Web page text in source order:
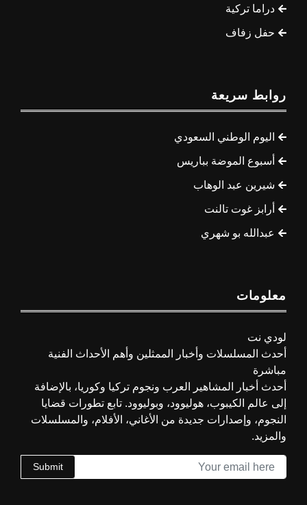
دراما تركية
حفل زفاف
روابط سريعة
اليوم الوطني السعودي
أسبوع الموضة بباريس
شيرين عبد الوهاب
أرابز غوت تالنت
عبدالله بو شهري
معلومات
لودي نت
أحدث المسلسلات وأخبار الممثلين وأهم الأحداث الفنية
مباشرة
أحدث أخبار المشاهير العرب ونجوم تركيا وكوريا، بالإضافة
إلى عالم الكيبوب، هوليوود، وبوليوود. تابع تطورات قضايا
النجوم، وإصدارات جديدة من الأغاني، الأفلام، والمسلسلات
والمزيد.
Submit